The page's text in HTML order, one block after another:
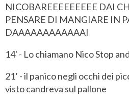
NICOBAREEEEEEEEE DAI
PENSARE DI MANGIARE IN
DAAAAAAAAAAAAI
14' - Lo chiamano Nico Stop
21’ - il panico negli occhi dei
visto candreva sul pallone